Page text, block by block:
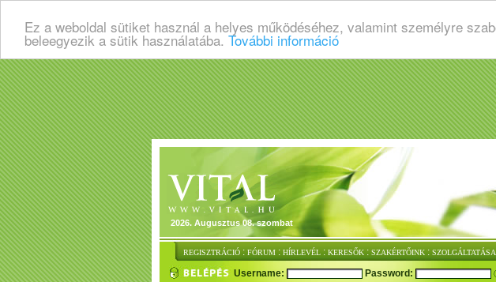
Ez a weboldal sütiket használ a helyes működéséhez, valamint személyre
beleegyezik a sütik használatába. További információ
2026. Augusztus 08. szombat
REGISZTRÁCIÓ : FÓRUM : HÍRLEVÉL : KERESŐK : SZAKÉRTŐINK :
Username: Password: